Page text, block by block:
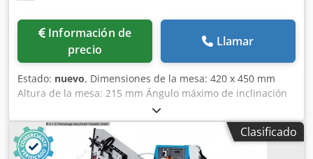
Información de
precio
Llamar
Estado: nuevo, Dimensiones de la mesa: 420 x 450 mm
Altura de la mesa: 215 mm Ángulo máximo de inclinación
de la mesa: 45° Diámetro de la hoja de sierra o disco de
corte: 200 mm Profundidad de corte: 47 mm Conexión
eléctrica: corriente alterna de 230 V Chodpfx Aoc
Snvfsbwoa Peso: 14,5 kg
Clasificado